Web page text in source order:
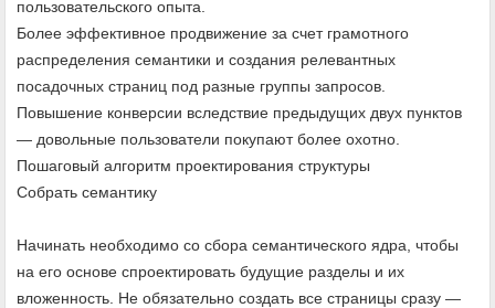
пользовательского опыта.
Более эффективное продвижение за счет грамотного
распределения семантики и создания релевантных
посадочных страниц под разные группы запросов.
Повышение конверсии вследствие предыдущих двух пунктов
— довольные пользователи покупают более охотно.
Пошаговый алгоритм проектирования структуры
Собрать семантику
Начинать необходимо со сбора семантического ядра, чтобы
на его основе спроектировать будущие разделы и их
вложенность. Не обязательно создать все страницы сразу —